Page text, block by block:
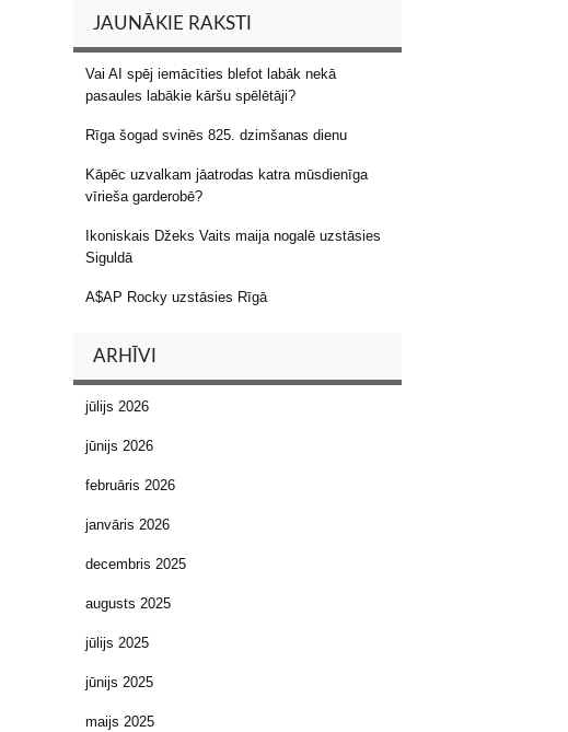
JAUNĀKIE RAKSTI
Vai AI spēj iemācīties blefot labāk nekā
pasaules labākie kāršu spēlētāji?
Rīga šogad svinēs 825. dzimšanas dienu
Kāpēc uzvalkam jāatrodas katra mūsdienīga
vīrieša garderobē?
Ikoniskais Džeks Vaits maija nogalē uzstāsies
Siguldā
A$AP Rocky uzstāsies Rīgā
ARHĪVI
jūlijs 2026
jūnijs 2026
februāris 2026
janvāris 2026
decembris 2025
augusts 2025
jūlijs 2025
jūnijs 2025
maijs 2025